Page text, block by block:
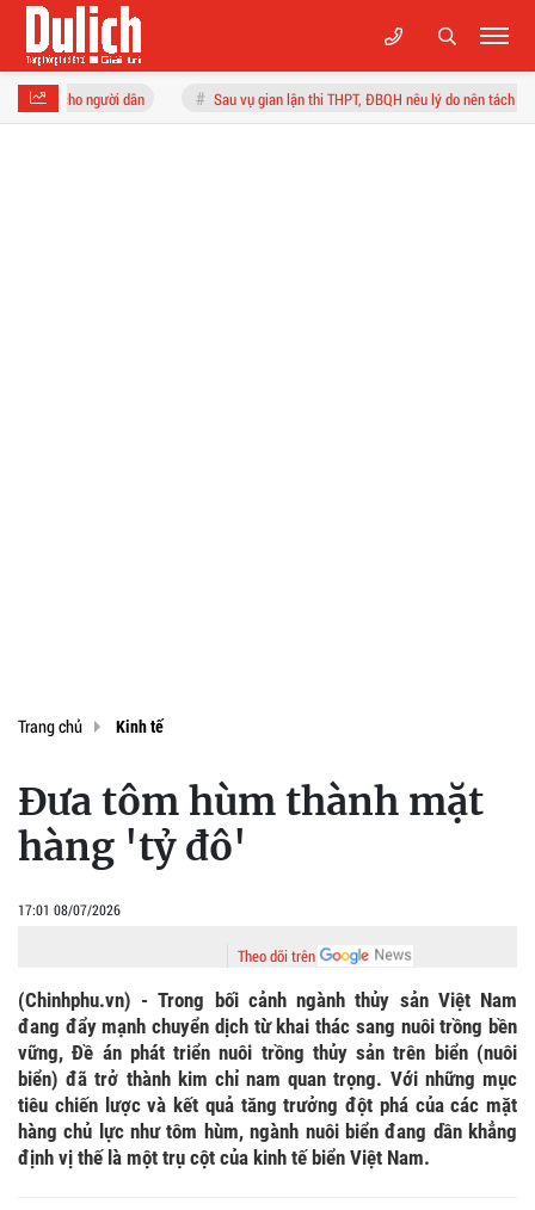
Sau vụ gian lận thi THPT, ĐBQH nêu lý do nên tách kỳ thi tốt nghiệp THPT và
Trang chủ Kinh tế
Đưa tôm hùm thành mặt
hàng 'tỷ đô'
17:01 08/07/2026
Theo dõi trên
(Chinhphu.vn) - Trong bối cảnh ngành thủy sản Việt Nam
đang đẩy mạnh chuyển dịch từ khai thác sang nuôi trồng bền
vững, Đề án phát triển nuôi trồng thủy sản trên biển (nuôi
biển) đã trở thành kim chỉ nam quan trọng. Với những mục
tiêu chiến lược và kết quả tăng trưởng đột phá của các mặt
hàng chủ lực như tôm hùm, ngành nuôi biển đang dần khẳng
định vị thế là một trụ cột của kinh tế biển Việt Nam.